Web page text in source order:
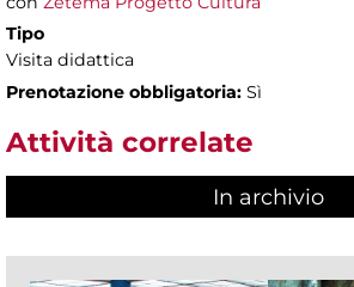
Tipo
Visita didattica
Prenotazione obbligatoria: Sì
Attività correlate
In archivio